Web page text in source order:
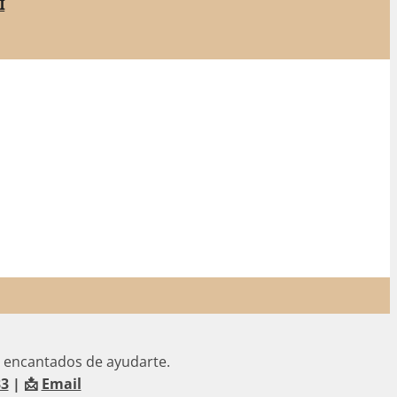
de ayudarte.
| 📩 Email